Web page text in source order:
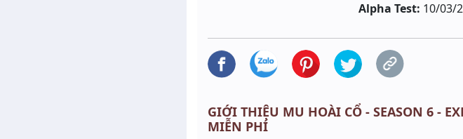
Alpha Test: 10/03/
GIỚI THIỆU MU HOÀI CỔ - SEASON 6 -
MIỄN PHÍ